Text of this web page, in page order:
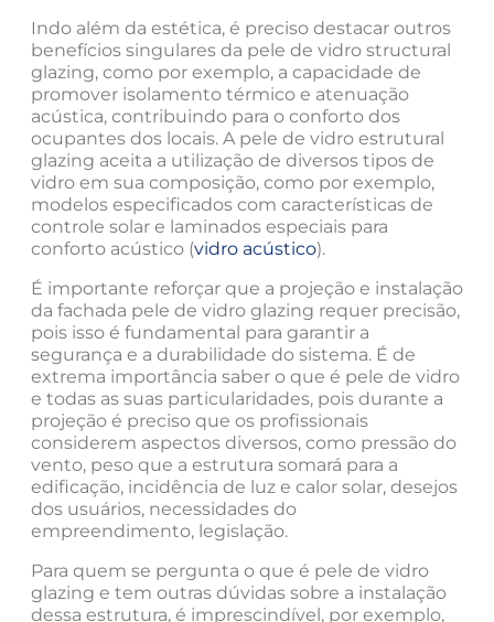
Indo além da estética, é preciso destacar outros
benefícios singulares da pele de vidro structural
glazing, como por exemplo, a capacidade de
promover isolamento térmico e atenuação
acústica, contribuindo para o conforto dos
ocupantes dos locais. A pele de vidro estrutural
glazing aceita a utilização de diversos tipos de
vidro em sua composição, como por exemplo,
modelos especificados com características de
controle solar e laminados especiais para
conforto acústico (vidro acústico).
É importante reforçar que a projeção e instalação
da fachada pele de vidro glazing requer precisão,
pois isso é fundamental para garantir a
segurança e a durabilidade do sistema. É de
extrema importância saber o que é pele de vidro
e todas as suas particularidades, pois durante a
projeção é preciso que os profissionais
considerem aspectos diversos, como pressão do
vento, peso que a estrutura somará para a
edificação, incidência de luz e calor solar, desejos
dos usuários, necessidades do
empreendimento, legislação.
Para quem se pergunta o que é pele de vidro
glazing e tem outras dúvidas sobre a instalação
dessa estrutura, é imprescindível, por exemplo,